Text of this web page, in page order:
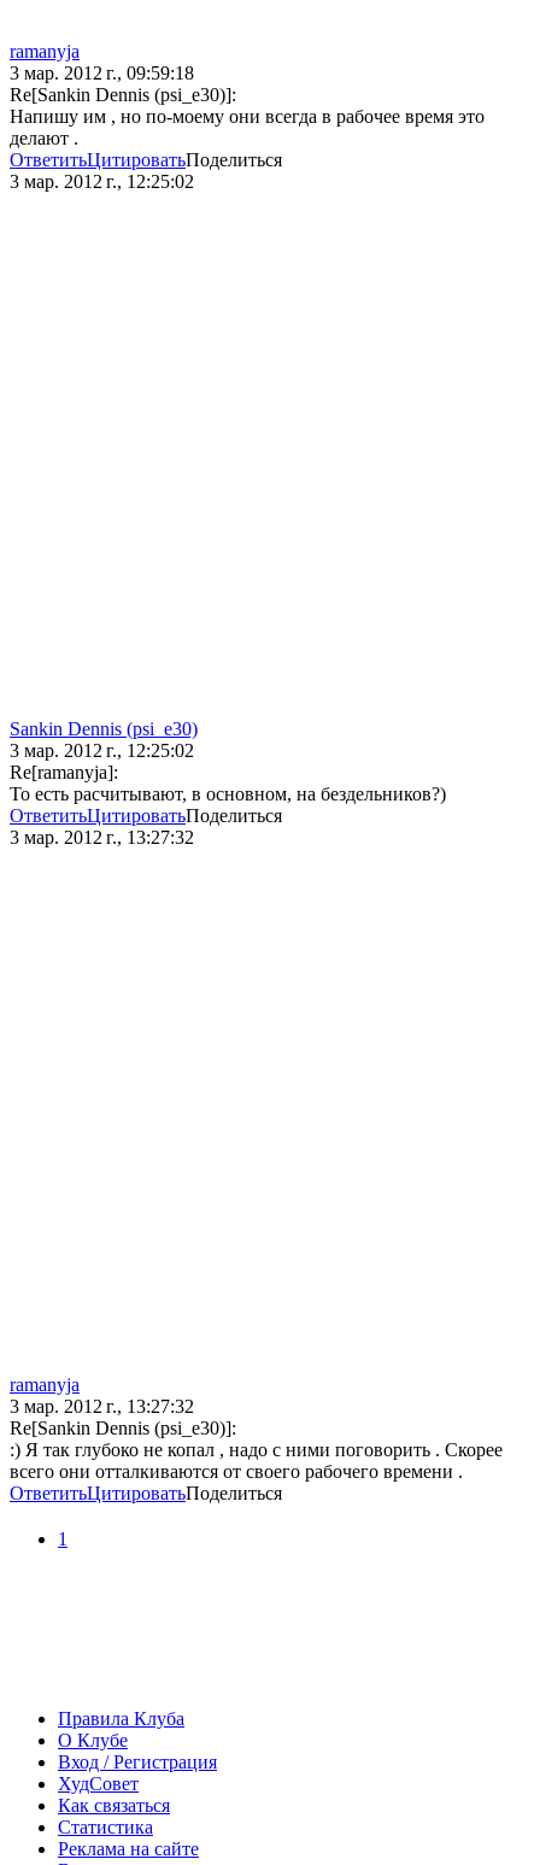
ramanyja
3 мар. 2012 г., 09:59:18
Re[Sankin Dennis (psi_e30)]:
Напишу им , но по-моему они всегда в рабочее время это
делают .
ОтветитьЦитироватьПоделиться
3 мар. 2012 г., 12:25:02
Sankin Dennis (psi_e30)
3 мар. 2012 г., 12:25:02
Re[ramanyja]:
То есть расчитывают, в основном, на бездельников?)
ОтветитьЦитироватьПоделиться
3 мар. 2012 г., 13:27:32
ramanyja
3 мар. 2012 г., 13:27:32
Re[Sankin Dennis (psi_e30)]:
:) Я так глубоко не копал , надо с ними поговорить . Скорее
всего они отталкиваются от своего рабочего времени .
ОтветитьЦитироватьПоделиться
1
Правила Клуба
О Клубе
Вход / Регистрация
ХудСовет
Как связаться
Статистика
Реклама на сайте